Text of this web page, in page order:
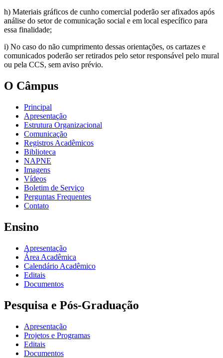
h) Materiais gráficos de cunho comercial poderão ser afixados após
análise do setor de comunicação social e em local específico para
essa finalidade;
i) No caso do não cumprimento dessas orientações, os cartazes e
comunicados poderão ser retirados pelo setor responsável pelo mural
ou pela CCS, sem aviso prévio.
O Câmpus
Principal
Apresentação
Estrutura Organizacional
Comunicação
Registros Acadêmicos
Biblioteca
NAPNE
Imagens
Vídeos
Boletim de Serviço
Perguntas Frequentes
Contato
Ensino
Apresentação
Área Acadêmica
Calendário Acadêmico
Editais
Documentos
Pesquisa e Pós-Graduação
Apresentação
Projetos e Programas
Editais
Documentos